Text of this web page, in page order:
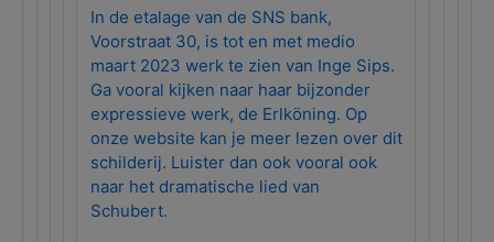
In de etalage van de SNS bank,
Voorstraat 30, is tot en met medio
maart 2023 werk te zien van Inge Sips.
Ga vooral kijken naar haar bijzonder
expressieve werk, de Erlköning. Op
onze website kan je meer lezen over dit
schilderij. Luister dan ook vooral ook
naar het dramatische lied van
Schubert.